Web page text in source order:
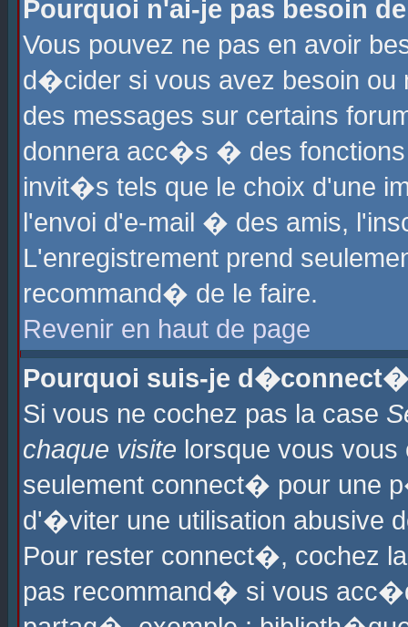
Pourquoi n'ai-je pas besoin
Vous pouvez ne pas en avoir
d�cider si vous avez besoin ou
des messages sur certains
donnera acc�s � des fonctions
invit�s tels que le choix d'une
l'envoi d'e-mail � des amis,
L'enregistrement prend
recommand� de le faire.
Revenir en haut de page
Pourquoi suis-je
Si vous ne cochez pas la case
chaque visite lorsque vous
seulement connect� pour une
d'�viter une utilisation abusive
Pour rester connect�, cochez
pas recommand� si vous